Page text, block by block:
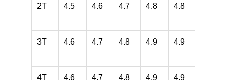
2T 4.5 4.6 4.7 4.8 4.8
3T 4.6 4.7 4.8 4.9 4.9
4T 4.6 4.7 4.8 4.9 4.9